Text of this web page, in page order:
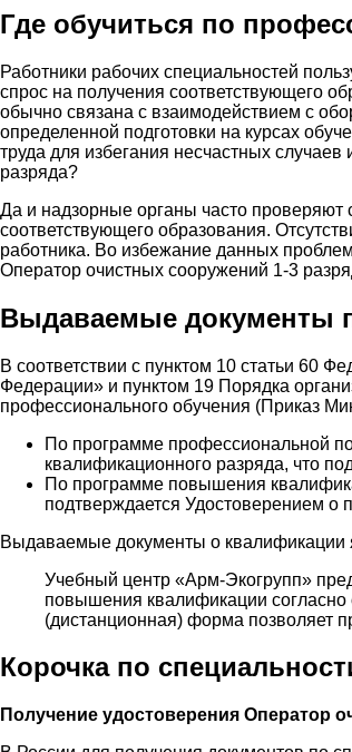
Где обучиться по
Работники рабочих специальностей
спрос на получения соответствующего
обычно связана с взаимодействием с
определенной подготовки на курсах
труда для избегания несчастных
разряда?
Да и надзорные органы часто проверяют
соответствующего образования.
работника. Во избежание данных
Оператор очистных сооружений 1-3
Выдаваемые документы
В соответствии с пунктом 10 статьи 60
Федерации» и пунктом 19 Порядка
профессионального обучения (Приказ
По программе профессиональной
квалификационного разряда, что
По программе повышения
подтверждается Удостоверением
Выдаваемые документы о квалификации
Учебный центр «Арм-Экогрупп»
повышения квалификации
(дистанционная) форма позволяет
Корочка по
Получение удостоверения Оператор